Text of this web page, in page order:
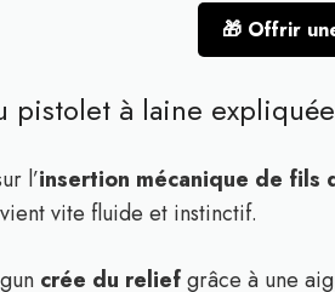
🎁 Offrir
pistolet à laine
l’insertion mécanique de fils
vite fluide et instinctif.
crée du reliefgrâce à une